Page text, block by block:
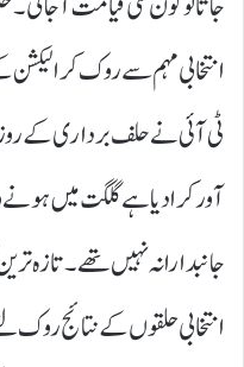
انتخابی مہم سے روک کر
ٹی آئی نے حلف برداری کے روز
آور کرا دیا ہے گلگت میں
جانبدارانہ نہیں تھے۔ تازہ
انتخابی حلقوں کے نتائج روک